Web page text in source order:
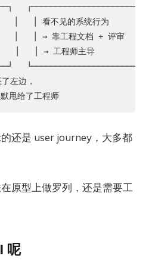
┌──────────────────────┐
│   │ 看不见的系统行为
│   │ → 靠工程文档 + 评审
│   │ → 工程师主导
└──────────────────────┘
左边，
   右边它没解决，只是默默甩给了工程师
还是 user journey，大多都
原型上做罗列，还是需要工
呢